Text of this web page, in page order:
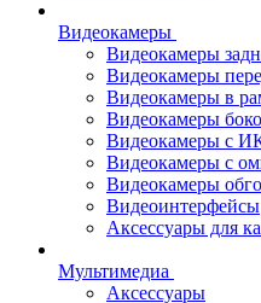
Видеокамеры
Видеокамеры
Видеокамеры
Видеокамеры в
Видеокамеры
Видеокамеры с
Видеокамеры с
Видеокамеры
Видеоинтерфейсы
Аксессуары для
Мультимедиа
Аксессуары